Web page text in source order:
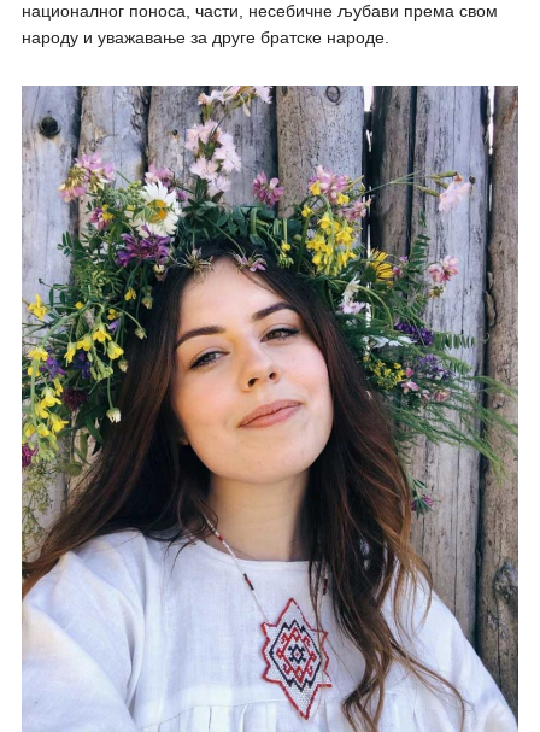
националног поноса, части, несебичнe љубави према свом
народу и уважавање за друге братскe народe.